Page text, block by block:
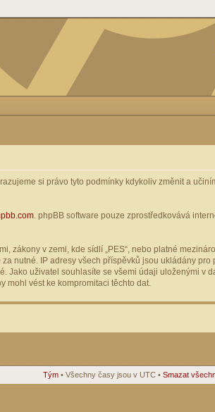
si právo tyto podmínky kdykoliv změnit a
. phpBB software pouze zprostředkovává
zákony v zemi, kde sídlí „PES“, nebo platné
nutné. IP adresy všech příspěvků jsou ukládány pro
uživatel souhlasíte se všemi údaji uloženými v
mohl vést ke kompromitaci těchto dat.
Tým • Všechny časy jsou v UTC • Smazat